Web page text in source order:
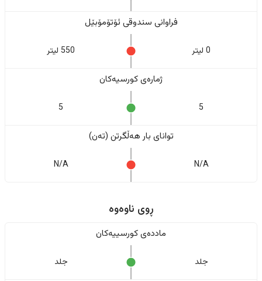
فراوانی سندوقی ئۆتۆمۆبێل
0 لیتر 550 لیتر
ژمارەی کورسیەکان
5
5
تواناى بار هەڵگرتن (تەن)
N/A
N/A
ڕوی ناوەوە
ماددەی کورسییەکان
جلد جلد